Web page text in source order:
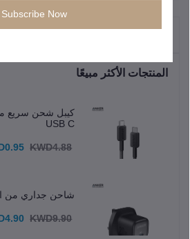
المنتجات الأكثر مبيعًا
USB C
KWD4.88
شاحن جداري من انكر
KWD9.90
Subscribe Now